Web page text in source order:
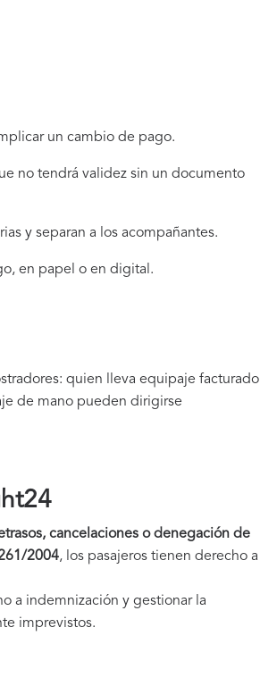
un cambio de pago.
no tendrá validez sin un documento
y separan a los acompañantes.
en papel o en digital.
quien lleva equipaje facturado
de mano pueden dirigirse
cancelaciones o denegación de
2004, los pasajeros tienen derecho a
a indemnización y gestionar la
imprevistos.